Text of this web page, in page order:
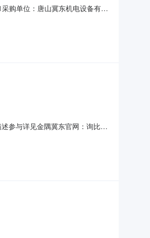
购单位：唐山冀东机电设备有限
参与详见金隅冀东官网：询比价